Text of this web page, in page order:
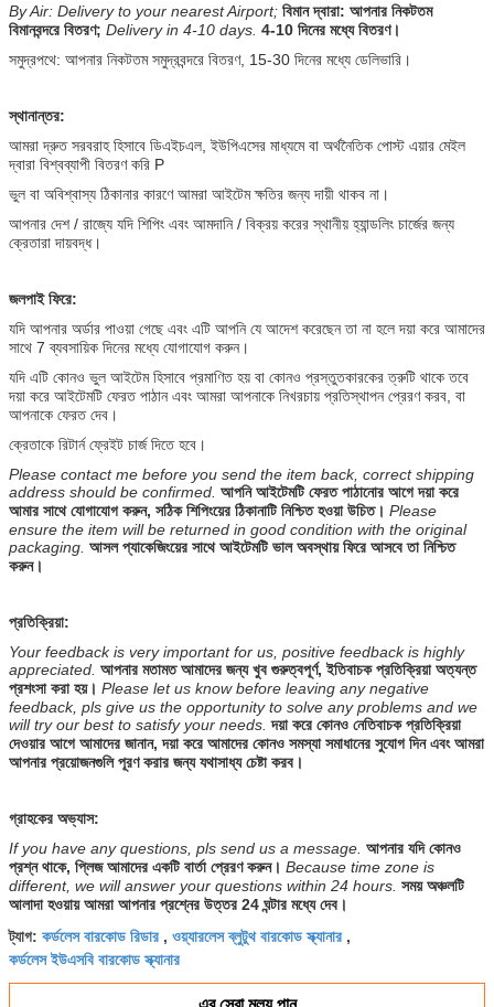
By Air: Delivery to your nearest Airport; বিমান দ্বারা: আপনার নিকটতম
বিমানবন্দরে বিতরণ; Delivery in 4-10 days. 4-10 দিনের মধ্যে বিতরণ।
সমুদ্রপথে: আপনার নিকটতম সমুদ্রবন্দরে বিতরণ, 15-30 দিনের মধ্যে ডেলিভারি।
স্থানান্তর:
আমরা দ্রুত সরবরাহ হিসাবে ডিএইচএল, ইউপিএসের মাধ্যমে বা অর্থনৈতিক পোস্ট এয়ার মেইল ​​
দ্বারা বিশ্বব্যাপী বিতরণ করি P
ভুল বা অবিশ্বাস্য ঠিকানার কারণে আমরা আইটেম ক্ষতির জন্য দায়ী থাকব না।
আপনার দেশ / রাজ্যে যদি শিপিং এবং আমদানি / বিক্রয় করের স্থানীয় হ্যান্ডলিং চার্জের জন্য
ক্রেতারা দায়বদ্ধ।
জলপাই ফিরে:
যদি আপনার অর্ডার পাওয়া গেছে এবং এটি আপনি যে আদেশ করেছেন তা না হলে দয়া করে আমাদের
সাথে 7 ব্যবসায়িক দিনের মধ্যে যোগাযোগ করুন।
যদি এটি কোনও ভুল আইটেম হিসাবে প্রমাণিত হয় বা কোনও প্রস্তুতকারকের ত্রুটি থাকে তবে
দয়া করে আইটেমটি ফেরত পাঠান এবং আমরা আপনাকে নিখরচায় প্রতিস্থাপন প্রেরণ করব, বা
আপনাকে ফেরত দেব।
ক্রেতাকে রিটার্ন ফ্রেইট চার্জ দিতে হবে।
Please contact me before you send the item back, correct shipping
address should be confirmed. আপনি আইটেমটি ফেরত পাঠানোর আগে দয়া করে
আমার সাথে যোগাযোগ করুন, সঠিক শিপিংয়ের ঠিকানাটি নিশ্চিত হওয়া উচিত। Please
ensure the item will be returned in good condition with the original
packaging. আসল প্যাকেজিংয়ের সাথে আইটেমটি ভাল অবস্থায় ফিরে আসবে তা নিশ্চিত
করুন।
প্রতিক্রিয়া:
Your feedback is very important for us, positive feedback is highly
appreciated. আপনার মতামত আমাদের জন্য খুব গুরুত্বপূর্ণ, ইতিবাচক প্রতিক্রিয়া অত্যন্ত
প্রশংসা করা হয়। Please let us know before leaving any negative
feedback, pls give us the opportunity to solve any problems and we
will try our best to satisfy your needs. দয়া করে কোনও নেতিবাচক প্রতিক্রিয়া
দেওয়ার আগে আমাদের জানান, দয়া করে আমাদের কোনও সমস্যা সমাধানের সুযোগ দিন এবং আমরা
আপনার প্রয়োজনগুলি পূরণ করার জন্য যথাসাধ্য চেষ্টা করব।
গ্রাহকের অভ্যাস:
If you have any questions, pls send us a message. আপনার যদি কোনও
প্রশ্ন থাকে, প্লিজ আমাদের একটি বার্তা প্রেরণ করুন। Because time zone is
different, we will answer your questions within 24 hours. সময় অঞ্চলটি
আলাদা হওয়ায় আমরা আপনার প্রশ্নের উত্তর 24 ঘন্টার মধ্যে দেব।
ট্যাগ: কর্ডলেস বারকোড রিডার , ওয়্যারলেস ব্লুটুথ বারকোড স্ক্যানার ,
কর্ডলেস ইউএসবি বারকোড স্ক্যানার